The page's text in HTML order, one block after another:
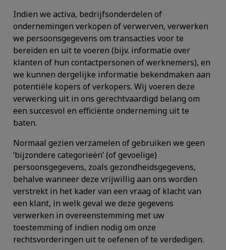
Indien we activa, bedrijfsonderdelen of
ondernemingen verkopen of verwerven, verwerken
we persoonsgegevens om transacties voor te
bereiden en uit te voeren (bijv. informatie over
klanten of hun contactpersonen of werknemers), en
we kunnen dergelijke informatie bekendmaken aan
potentiële kopers of verkopers. Wij voeren deze
verwerking uit in ons gerechtvaardigd belang om
een succesvol en efficiënte onderneming uit te
baten.
Normaal gezien verzamelen of gebruiken we geen
‘bijzondere categorieën’ (of gevoelige)
persoonsgegevens, zoals gezondheidsgegevens,
behalve wanneer deze vrijwillig aan ons worden
verstrekt in het kader van een vraag of klacht van
een klant, in welk geval we deze gegevens
verwerken in overeenstemming met uw
toestemming of indien nodig om onze
rechtsvorderingen uit te oefenen of te verdedigen.